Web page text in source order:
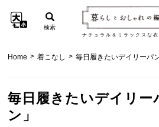
ナチュラル＆リラックスな
検索
Home > 着こなし > 毎日履きたいデイリーパ
毎日履きたいデイリー
ン」